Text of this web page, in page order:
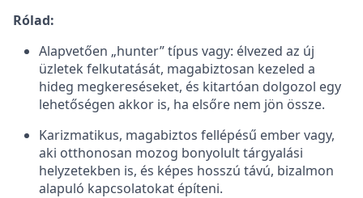
Rólad:
Alapvetően „hunter” típus vagy: élvezed az új
üzletek felkutatását, magabiztosan kezeled a
hideg megkereséseket, és kitartóan dolgozol egy
lehetőségen akkor is, ha elsőre nem jön össze.
Karizmatikus, magabiztos fellépésű ember vagy,
aki otthonosan mozog bonyolult tárgyalási
helyzetekben is, és képes hosszú távú, bizalmon
alapuló kapcsolatokat építeni.